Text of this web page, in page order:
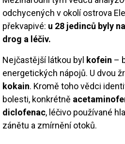
odchycených v okolí ostrova
překvapivé: u 28 jedinců byly
drog a léčiv.
Nejčastější látkou byl kofein –
energetických nápojů. U dvou
kokain. Kromě toho vědci
bolesti, konkrétně
diclofenac, léčivo používané
zánětu a zmírnění otoků.